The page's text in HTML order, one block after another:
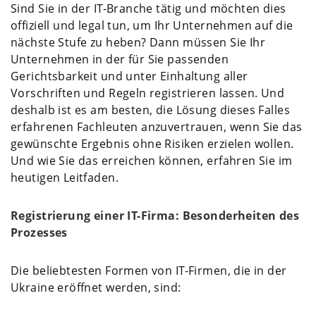
Sind Sie in der IT-Branche tätig und möchten dies
offiziell und legal tun, um Ihr Unternehmen auf die
nächste Stufe zu heben? Dann müssen Sie Ihr
Unternehmen in der für Sie passenden
Gerichtsbarkeit und unter Einhaltung aller
Vorschriften und Regeln registrieren lassen. Und
deshalb ist es am besten, die Lösung dieses Falles
erfahrenen Fachleuten anzuvertrauen, wenn Sie das
gewünschte Ergebnis ohne Risiken erzielen wollen.
Und wie Sie das erreichen können, erfahren Sie im
heutigen Leitfaden.
Registrierung einer IT-Firma: Besonderheiten des
Prozesses
Die beliebtesten Formen von IT-Firmen, die in der
Ukraine eröffnet werden, sind: